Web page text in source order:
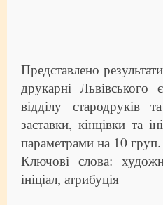
Представлено
друкарні Львівського
відділу стародруків
заставки, кінцівки та
параметрами на 10 груп.
Ключові слова:
ініціал, атрибуція